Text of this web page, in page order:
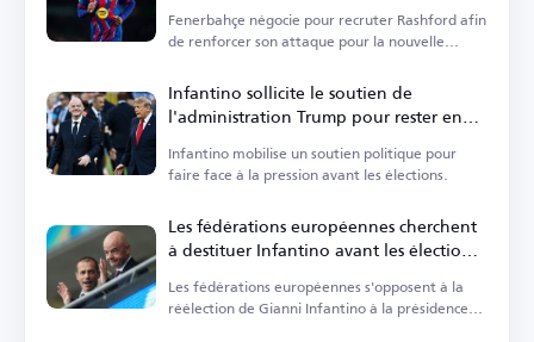
Fenerbahçe négocie pour recruter Rashford afin
de renforcer son attaque pour la nouvelle
Infantino sollicite le soutien de
l'administration Trump pour rester en
poste
Infantino mobilise un soutien politique pour
faire face à la pression avant les élections.
Les fédérations européennes cherchent
à destituer Infantino avant les élections
de la FIFA
Les fédérations européennes s'opposent à la
réélection de Gianni Infantino à la présidence